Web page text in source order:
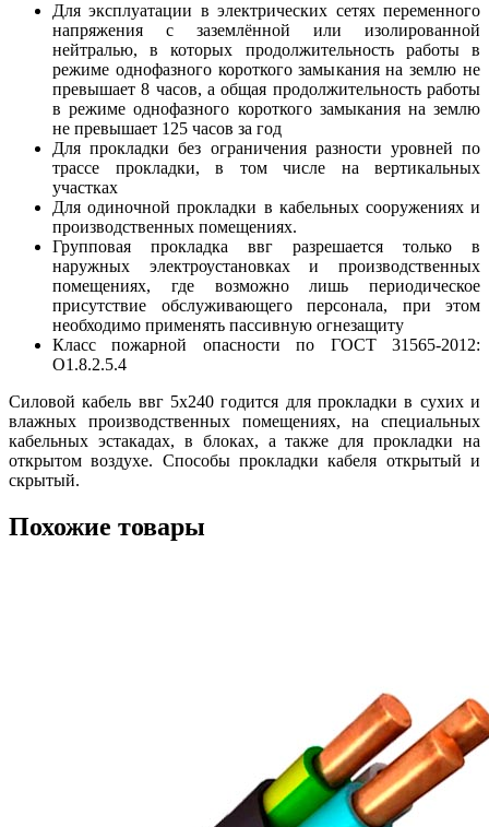
Для эксплуатации в электрических сетях переменного
напряжения с заземлённой или изолированной
нейтралью, в которых продолжительность работы в
режиме однофазного короткого замыкания на землю не
превышает 8 часов, а общая продолжительность работы
в режиме однофазного короткого замыкания на землю
не превышает 125 часов за год
Для прокладки без ограничения разности уровней по
трассе прокладки, в том числе на вертикальных
участках
Для одиночной прокладки в кабельных сооружениях и
производственных помещениях.
Групповая прокладка ввг разрешается только в
наружных электроустановках и производственных
помещениях, где возможно лишь периодическое
присутствие обслуживающего персонала, при этом
необходимо применять пассивную огнезащиту
Класс пожарной опасности по ГОСТ 31565-2012:
О1.8.2.5.4
Силовой кабель ввг 5х240 годится для прокладки в сухих и
влажных производственных помещениях, на специальных
кабельных эстакадах, в блоках, а также для прокладки на
открытом воздухе. Способы прокладки кабеля открытый и
скрытый.
Похожие товары